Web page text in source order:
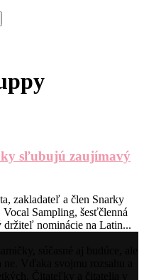
sľubujú zaujímavý
zakladateľ a člen Snarky
Sampling, šesťčlenná
držiteľ nominácie na Latin...